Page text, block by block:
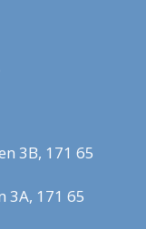
3B, 171 65
3A, 171 65